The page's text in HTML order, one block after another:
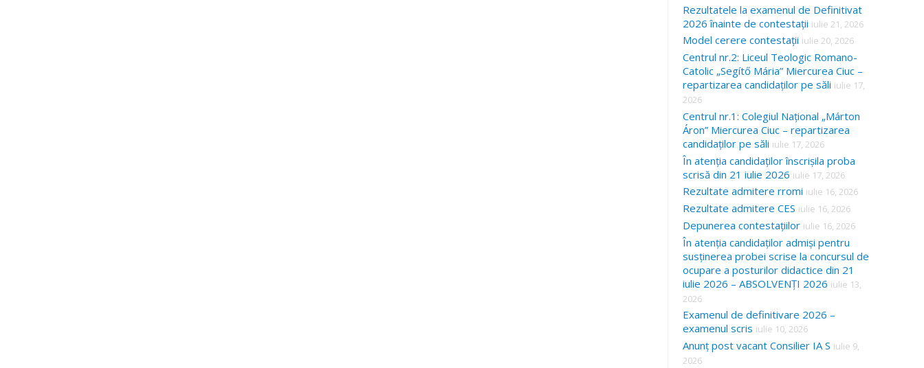
Rezultatele la examenul de Definitivat
2026 înainte de contestații iulie 21, 2026
Model cerere contestații iulie 20, 2026
Centrul nr.2: Liceul Teologic Romano-
Catolic „Segítő Mária” Miercurea Ciuc –
repartizarea candidaților pe săli iulie 17,
2026
Centrul nr.1: Colegiul Național „Márton
Áron” Miercurea Ciuc – repartizarea
candidaților pe săli iulie 17, 2026
În atenția candidaților înscrișila proba
scrisă din 21 iulie 2026 iulie 17, 2026
Rezultate admitere rromi iulie 16, 2026
Rezultate admitere CES iulie 16, 2026
Depunerea contestațiilor iulie 16, 2026
În atenția candidaților admiși pentru
susținerea probei scrise la concursul de
ocupare a posturilor didactice din 21
iulie 2026 – ABSOLVENȚI 2026 iulie 13,
2026
Examenul de definitivare 2026 –
examenul scris iulie 10, 2026
Anunț post vacant Consilier IA S iulie 9,
2026